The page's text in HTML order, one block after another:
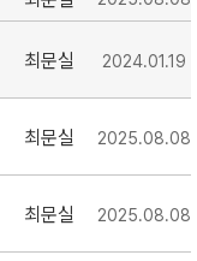
최문실 2024.01.19
최문실 2025.08.08
최문실 2025.08.08